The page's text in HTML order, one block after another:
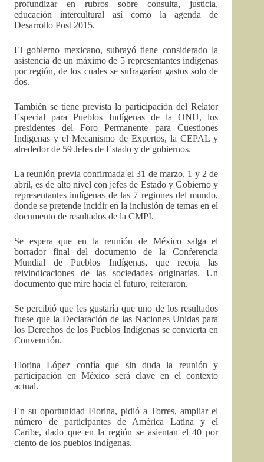
profundizar en rubros sobre consulta, justicia,
educación intercultural así como la agenda de
Desarrollo Post 2015.
El gobierno mexicano, subrayó tiene considerado la
asistencia de un máximo de 5 representantes indígenas
por región, de los cuales se sufragarían gastos solo de
dos.
También se tiene prevista la participación del Relator
Especial para Pueblos Indígenas de la ONU, los
presidentes del Foro Permanente para Cuestiones
Indígenas y el Mecanismo de Expertos, la CEPAL y
alrededor de 59 Jefes de Estado y de gobiernos.
La reunión previa confirmada el 31 de marzo, 1 y 2 de
abril, es de alto nivel con jefes de Estado y Gobierno y
representantes indígenas de las 7 regiones del mundo,
donde se pretende incidir en la inclusión de temas en el
documento de resultados de la CMPI.
Se espera que en la reunión de México salga el
borrador final del documento de la Conferencia
Mundial de Pueblos Indígenas, que recoja las
reivindicaciones de las sociedades originarias. Un
documento que mire hacia el futuro, reiteraron.
Se percibió que les gustaría que uno de los resultados
fuese que la Declaración de las Naciones Unidas para
los Derechos de los Pueblos Indígenas se convierta en
Convención.
Florina López confía que sin duda la reunión y
participación en México será clave en el contexto
actual.
En su oportunidad Florina, pidió a Torres, ampliar el
número de participantes de América Latina y el
Caribe, dado que en la región se asientan el 40 por
ciento de los pueblos indígenas.